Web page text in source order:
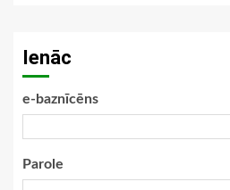
Ienāc
e-baznīcēns
Parole